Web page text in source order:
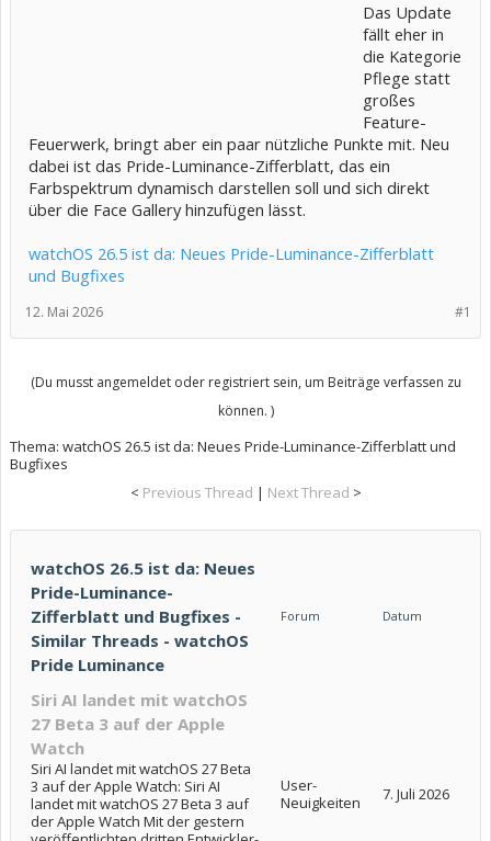
Das Update
fällt eher in
die Kategorie
Pflege statt
großes
Feature-
Feuerwerk, bringt aber ein paar nützliche Punkte mit. Neu
dabei ist das Pride-Luminance-Zifferblatt, das ein
Farbspektrum dynamisch darstellen soll und sich direkt
über die Face Gallery hinzufügen lässt.
watchOS 26.5 ist da: Neues Pride-Luminance-Zifferblatt
und Bugfixes
#1
12. Mai 2026
(Du musst angemeldet oder registriert sein, um Beiträge verfassen zu
können. )
Thema: watchOS 26.5 ist da: Neues Pride-Luminance-Zifferblatt und
Bugfixes
< Previous Thread | Next Thread >
watchOS 26.5 ist da: Neues
Pride-Luminance-
Zifferblatt und Bugfixes -
Similar Threads - watchOS
Pride Luminance
Forum Datum
Siri AI landet mit watchOS
27 Beta 3 auf der Apple
Watch
Siri AI landet mit watchOS 27 Beta
3 auf der Apple Watch: Siri AI
landet mit watchOS 27 Beta 3 auf
der Apple Watch Mit der gestern
User-
Neuigkeiten
7. Juli 2026